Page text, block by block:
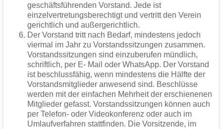
geschäftsführenden Vorstand. Jede ist
einzelvertretungsberechtigt und vertritt den Verein
gerichtlich und außergerichtlich.
Der Vorstand tritt nach Bedarf, mindestens jedoch
viermal im Jahr zu Vorstandssitzungen zusammen.
Vorstandssitzungen sind einzuberufen mündlich,
schriftlich, per E- Mail oder WhatsApp. Der Vorstand
ist beschlussfähig, wenn mindestens die Hälfte der
Vorstandsmitglieder anwesend sind. Beschlüsse
werden mit der einfachen Mehrheit der erschienenen
Mitglieder gefasst. Vorstandssitzungen können auch
per Telefon- oder Videokonferenz oder auch im
Umlaufverfahren stattfinden. Die Vorsitzende, im